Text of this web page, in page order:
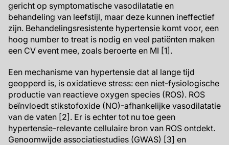
gericht op symptomatische vasodilatatie en
behandeling van leefstijl, maar deze kunnen ineffectief
zijn. Behandelingsresistente hypertensie komt voor, een
hoog number to treat is nodig en veel patiënten maken
een CV event mee, zoals beroerte en MI [1].
Een mechanisme van hypertensie dat al lange tijd
geopperd is, is oxidatieve stress: een niet-fysiologische
productie van reactieve oxygen species (ROS). ROS
beïnvloedt stikstofoxide (NO)-afhankelijke vasodilatatie
van de vaten [2]. Er is echter tot nu toe geen
hypertensie-relevante cellulaire bron van ROS ontdekt.
Genoomwijde associatiestudies (GWAS) [3] en